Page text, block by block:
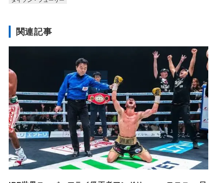
関連記事